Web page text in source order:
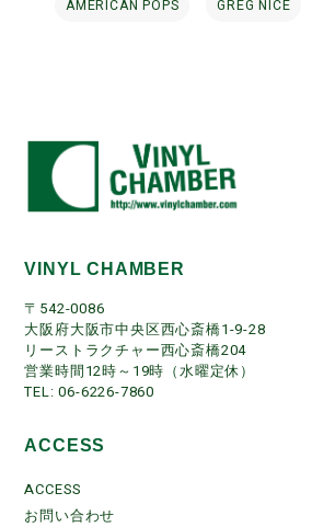
AMERICAN POPS GREG NICE
VINYL CHAMBER
〒542-0086
大阪府大阪市中央区西心斎橋1-9-28
リーストラクチャー西心斎橋204
営業時間12時～19時（水曜定休）
TEL: 06-6226-7860
ACCESS
ACCESS
お問い合わせ